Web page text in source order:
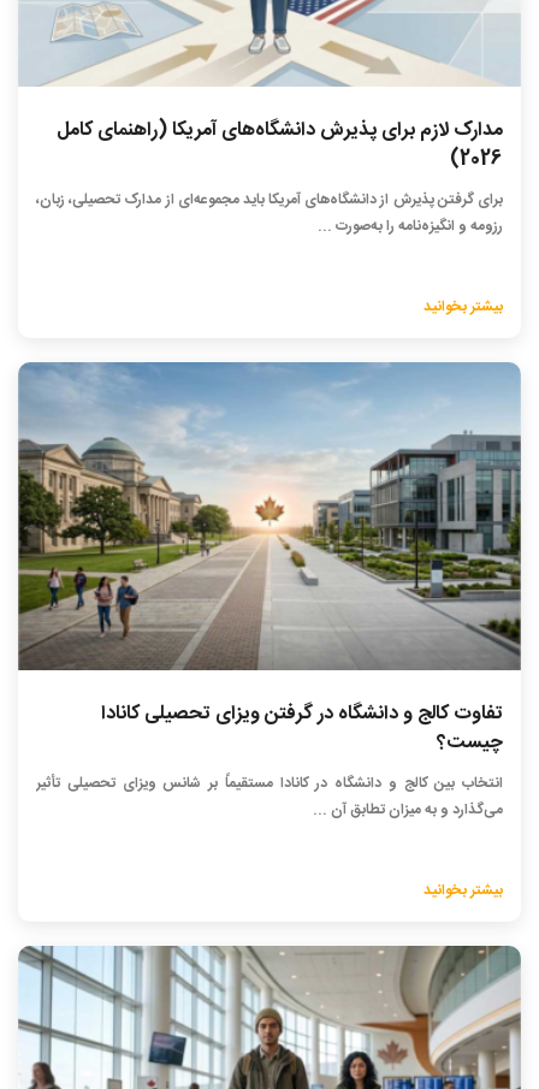
مدارک لازم برای پذیرش دانشگاه‌های آمریکا (راهنمای کامل
2026)
برای گرفتن پذیرش از دانشگاه‌های آمریکا باید مجموعه‌ای از مدارک تحصیلی، زبان،
رزومه و انگیزه‌نامه را به‌صورت ...
بیشتر بخوانید
تفاوت کالج و دانشگاه در گرفتن ویزای تحصیلی کانادا
چیست؟
انتخاب بین کالج و دانشگاه در کانادا مستقیماً بر شانس ویزای تحصیلی تأثیر
می‌گذارد و به میزان تطابق آن ...
بیشتر بخوانید